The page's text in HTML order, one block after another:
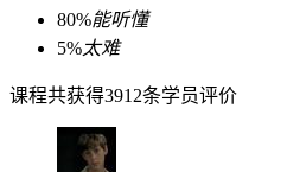
80%能听懂
5%太难
课程共获得3912条学员评价